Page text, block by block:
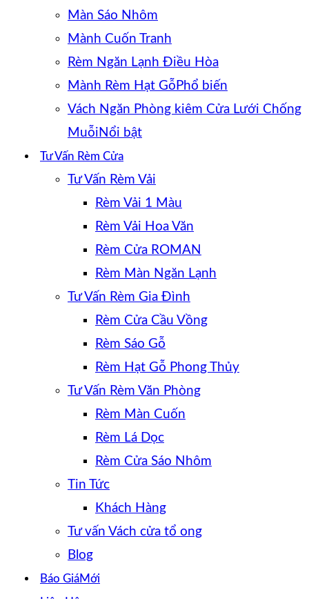
Màn Sáo Nhôm
Mành Cuốn Tranh
Rèm Ngăn Lạnh Điều Hòa
Mành Rèm Hạt Gỗ
Vách Ngăn Phòng kiêm Cửa Lưới Chống
Muỗi
Tư Vấn Rèm Cửa
Tư Vấn Rèm Vải
Rèm Vải 1 Màu
Rèm Vải Hoa Văn
Rèm Cửa ROMAN
Rèm Màn Ngăn Lạnh
Tư Vấn Rèm Gia Đình
Rèm Cửa Cầu Vồng
Rèm Sáo Gỗ
Rèm Hạt Gỗ Phong Thủy
Tư Vấn Rèm Văn Phòng
Rèm Màn Cuốn
Rèm Lá Dọc
Rèm Cửa Sáo Nhôm
Tin Tức
Khách Hàng
Tư vấn Vách cửa tổ ong
Blog
Báo Giá